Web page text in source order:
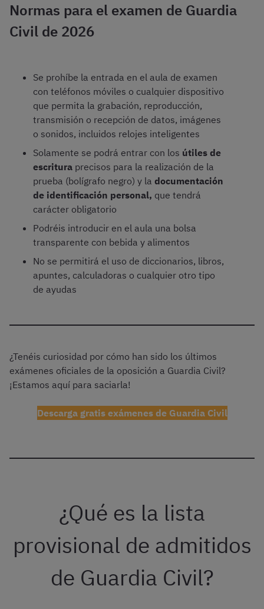
Normas para el examen de Guardia
Civil de 2026
Se prohíbe la entrada en el aula de examen
con teléfonos móviles o cualquier dispositivo
que permita la grabación, reproducción,
transmisión o recepción de datos, imágenes
o sonidos, incluidos relojes inteligentes
Solamente se podrá entrar con los útiles de
escritura precisos para la realización de la
prueba (bolígrafo negro) y la documentación
de identificación personal, que tendrá
carácter obligatorio
Podréis introducir en el aula una bolsa
transparente con bebida y alimentos
No se permitirá el uso de diccionarios, libros,
apuntes, calculadoras o cualquier otro tipo
de ayudas
¿Tenéis curiosidad por cómo han sido los últimos
exámenes oficiales de la oposición a Guardia Civil?
¡Estamos aquí para saciarla!
Descarga gratis exámenes de Guardia Civil
¿Qué es la lista
provisional de admitidos
de Guardia Civil?